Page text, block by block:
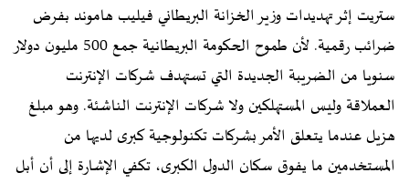
ستريت إثر تهديدات وزير الخزانة البريطاني فيليب هاموند بفرض
ضرائب رقمية. لأن طموح الحكومة البريطانية جمع 500 مليون دولار
سنويا من الضريبة الجديدة التي تستهدف شركات الإنترنت
العملاقة وليس المستهلكين ولا شركات الإنترنت الناشئة. وهو مبلغ
هزيل عندما يتعلق الأمر بشركات تكنولوجية كبرى لديها من
المستخدمين ما يفوق سكان الدول الكبرى، تكفي الإشارة إلى أن أبل